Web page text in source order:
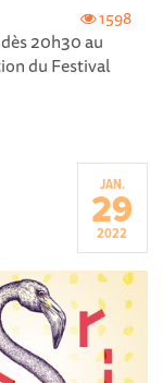
1598
20h30 au
du Festival
JAN.
29
2022